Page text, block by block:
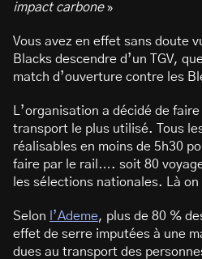
impact carbone»
Vous avez en effet sans doute
Blacks descendre d’un TGV,
match d’ouverture contre les
L’organisation a décidé de
transport le plus utilisé. Tous
réalisables en moins de 5h30
faire par le rail…. soit 80
les sélections nationales. Là
Selon l’Ademe, plus de 80 %
effet de serre imputées à une
dues au transport des